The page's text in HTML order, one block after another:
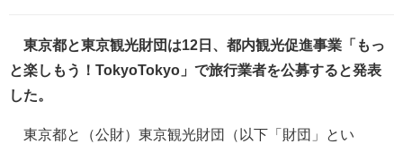
東京都と東京観光財団は12日、都内観光促進事業「もっ
と楽しもう！TokyoTokyo」で旅行業者を公募すると発表
した。
東京都と（公財）東京観光財団（以下「財団」とい